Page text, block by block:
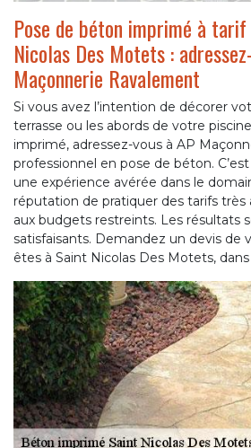
Pose de béton imprimé à
Nicolas Des Motets :
Maçonnerie Ravalement
Si vous avez l’intention de décorer
terrasse ou les abords de votre
imprimé, adressez-vous à AP
professionnel en pose de béton.
une expérience avérée dans le
réputation de pratiquer des tarifs très
aux budgets restreints. Les résultats
satisfaisants. Demandez un devis de
êtes à Saint Nicolas Des Motets, dans